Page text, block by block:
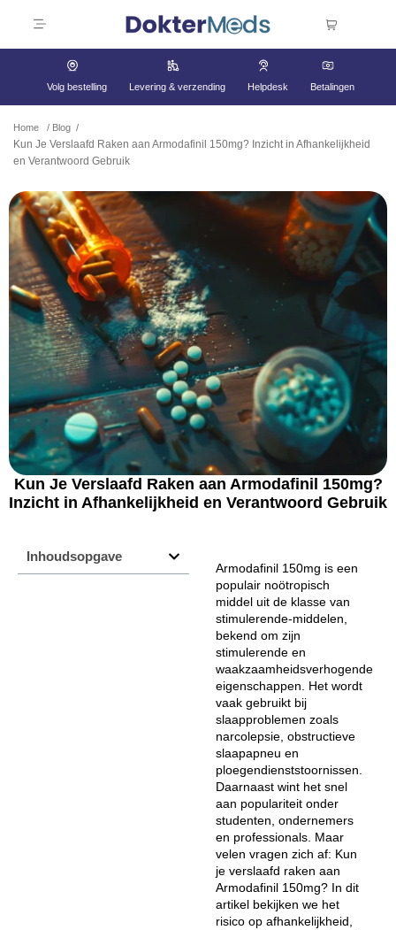
Volg bestelling Levering & verzending Helpdesk Betalingen
Home / Blog /
Kun Je Verslaafd Raken aan Armodafinil 150mg? Inzicht in Afhankelijkheid
en Verantwoord Gebruik
Kun Je Verslaafd Raken aan Armodafinil 150mg?
Inzicht in Afhankelijkheid en Verantwoord Gebruik
Inhoudsopgave
Armodafinil 150mg is een
populair noötropisch
middel uit de klasse van
stimulerende-middelen,
bekend om zijn
stimulerende en
waakzaamheidsverhogende
eigenschappen. Het wordt
vaak gebruikt bij
slaapproblemen zoals
narcolepsie, obstructieve
slaapapneu en
ploegendienststoornissen.
Daarnaast wint het snel
aan populariteit onder
studenten, ondernemers
en professionals. Maar
velen vragen zich af: Kun
je verslaafd raken aan
Armodafinil 150mg? In dit
artikel bekijken we het
risico op afhankelijkheid,